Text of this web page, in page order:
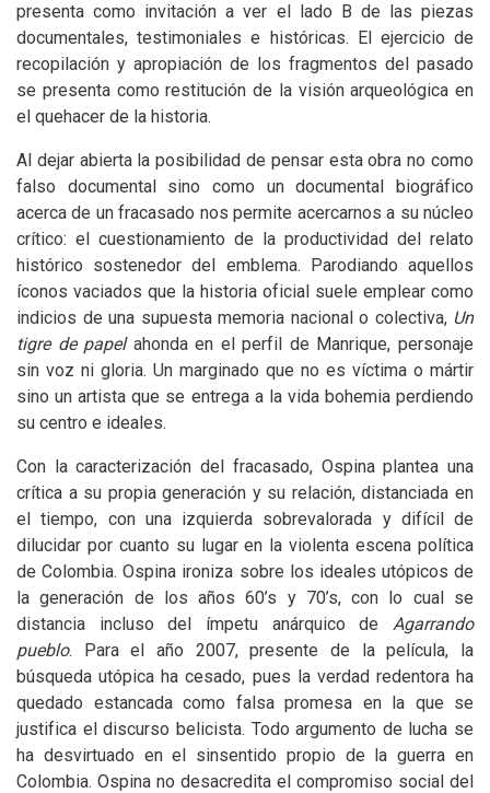
presenta como invitación a ver el lado B de las piezas
documentales, testimoniales e históricas. El ejercicio de
recopilación y apropiación de los fragmentos del pasado
se presenta como restitución de la visión arqueológica en
el quehacer de la historia.
Al dejar abierta la posibilidad de pensar esta obra no como
falso documental sino como un documental biográfico
acerca de un fracasado nos permite acercarnos a su núcleo
crítico: el cuestionamiento de la productividad del relato
histórico sostenedor del emblema. Parodiando aquellos
íconos vaciados que la historia oficial suele emplear como
indicios de una supuesta memoria nacional o colectiva, Un
tigre de papelahonda en el perfil de Manrique, personaje
sin voz ni gloria. Un marginado que no es víctima o mártir
sino un artista que se entrega a la vida bohemia perdiendo
su centro e ideales.
Con la caracterización del fracasado, Ospina plantea una
crítica a su propia generación y su relación, distanciada en
el tiempo, con una izquierda sobrevalorada y difícil de
dilucidar por cuanto su lugar en la violenta escena política
de Colombia. Ospina ironiza sobre los ideales utópicos de
la generación de los años 60’s y 70’s, con lo cual se
distancia incluso del ímpetu anárquico de Agarrando
pueblo. Para el año 2007, presente de la película, la
búsqueda utópica ha cesado, pues la verdad redentora ha
quedado estancada como falsa promesa en la que se
justifica el discurso belicista. Todo argumento de lucha se
ha desvirtuado en el sinsentido propio de la guerra en
Colombia. Ospina no desacredita el compromiso social del